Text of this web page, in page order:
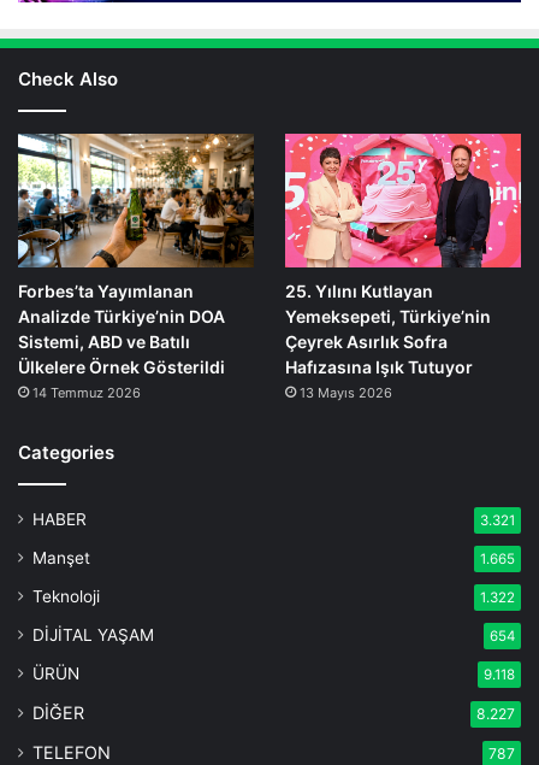
Check Also
Forbes’ta Yayımlanan
Analizde Türkiye’nin DOA
Sistemi, ABD ve Batılı
Ülkelere Örnek Gösterildi
14 Temmuz 2026
25. Yılını Kutlayan
Yemeksepeti, Türkiye’nin
Çeyrek Asırlık Sofra
Hafızasına Işık Tutuyor
13 Mayıs 2026
Categories
HABER 3.321
Manşet 1.665
Teknoloji 1.322
DİJİTAL YAŞAM 654
ÜRÜN 9.118
DİĞER 8.227
TELEFON 787